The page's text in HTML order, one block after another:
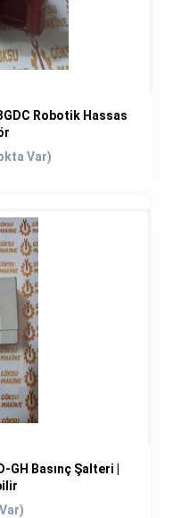
Robotik Hassas
Şu
GH Basınç Şalteri |